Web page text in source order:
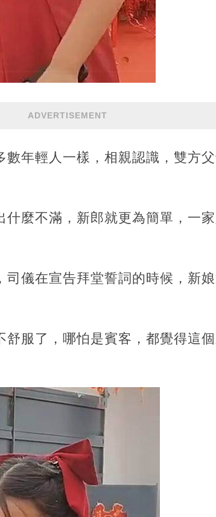
ADVERTISEMENT
年輕人一樣，相親認識，雙方
麼不滿，新郎就更為簡單，一
儀在宣告拜堂誓詞的時候，新
服了，哪怕是賓客，都覺得這